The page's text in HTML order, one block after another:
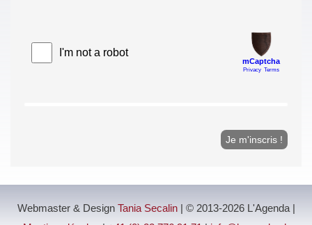
Webmaster & Design Tania Secalin| © 2013-2026 L'Agenda |